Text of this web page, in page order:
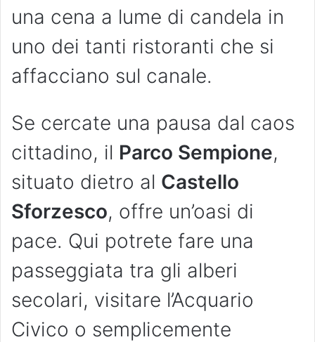
una cena a lume di candela in
uno dei tanti ristoranti che si
affacciano sul canale.
Se cercate una pausa dal caos
cittadino, il Parco Sempione,
situato dietro al Castello
Sforzesco, offre un’oasi di
pace. Qui potrete fare una
passeggiata tra gli alberi
secolari, visitare l’Acquario
Civico o semplicemente